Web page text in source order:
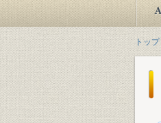
トップ